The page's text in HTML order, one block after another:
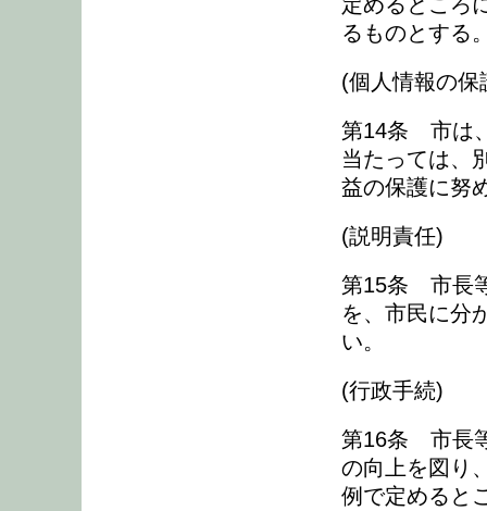
るものとする
(個人情報の保
第14条 市は
当たっては、
益の保護に努
(説明責任)
第15条 市長
を、市民に分
い。
(行政手続)
第16条 市長
の向上を図り
例で定めると